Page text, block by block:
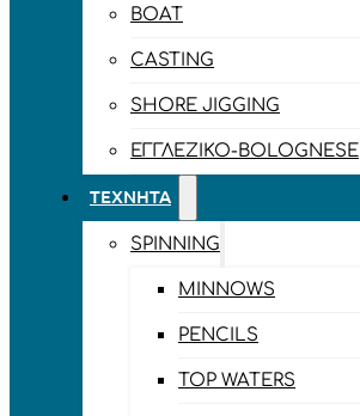
BOAT
CASTING
SHORE JIGGING
ΕΓΓΛΈΖΙΚΟ-BOLOGNESE
ΤΕΧΝΗΤΆ
SPINNING
MINNOWS
PENCILS
TOP WATERS